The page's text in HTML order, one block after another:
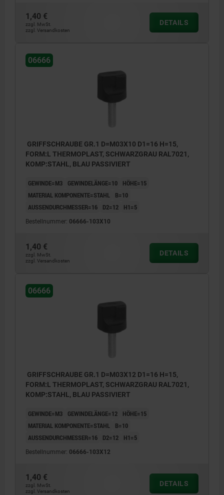
1,40 €
zzgl. MwSt.
zzgl. Versandkosten
DETAILS
06666
GRIFFSCHRAUBE GR.1 D=M03X10 D1=16 H=15,
FORM:L THERMOPLAST, SCHWARZGRAU RAL7021,
KOMP:STAHL, BLAU PASSIVIERT
GEWINDE=M3 GEWINDELÄNGE=10
HÖHE=15
MATERIAL KOMPONENTE=STAHL
B=10
AUSSENDURCHMESSER=16
D2=12 H1=5
Bestellnummer: 06666-103X10
1,40 €
zzgl. MwSt.
zzgl. Versandkosten
DETAILS
06666
GRIFFSCHRAUBE GR.1 D=M03X12 D1=16 H=15,
FORM:L THERMOPLAST, SCHWARZGRAU RAL7021,
KOMP:STAHL, BLAU PASSIVIERT
GEWINDE=M3 GEWINDELÄNGE=12
HÖHE=15
MATERIAL KOMPONENTE=STAHL
B=10
AUSSENDURCHMESSER=16
D2=12 H1=5
Bestellnummer: 06666-103X12
1,40 €
zzgl. MwSt.
zzgl. Versandkosten
DETAILS